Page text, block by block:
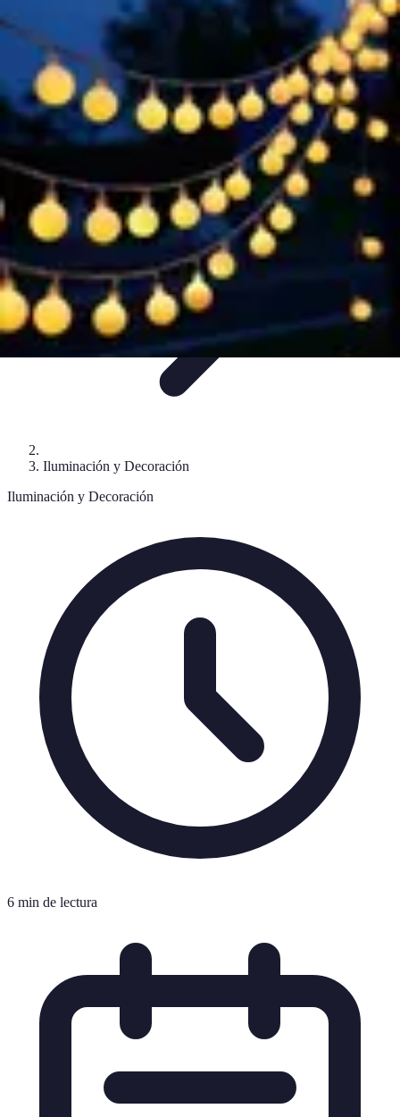
Decoración
Espacios de Trabajo
Hogar Jardinería Espacios Funcionales
Casa Perfecta
Iluminación y Decoración
Iluminación y Decoración
6 min de lectura